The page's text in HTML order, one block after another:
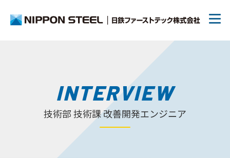
リクルートTOP
先輩紹介
INTERVIEW
技術部 技術課 改善開発エンジニア